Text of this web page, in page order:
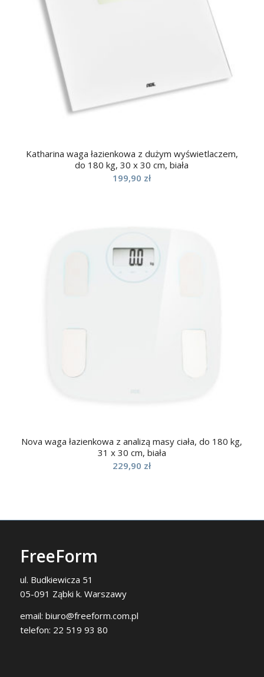
Katharina waga łazienkowa z dużym wyświetlaczem,
do 180 kg, 30 x 30 cm, biała
199,90 zł
Nova waga łazienkowa z analizą masy ciała, do 180 kg,
31 x 30 cm, biała
229,90 zł
FreeForm
ul. Budkiewicza 51
05-091 Ząbki k. Warszawy
email: biuro@freeform.com.pl
telefon: 22 519 93 80